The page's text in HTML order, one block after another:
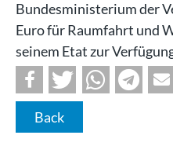
Bundesministerium der
Euro für Raumfahrt und
seinem Etat zur
Back